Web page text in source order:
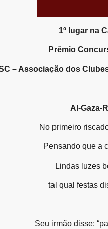
1º lugar na
Prêmio
– Associação dos
Al-Gaza-
No primeiro
Pensando que a
Lindas luzes
tal qual festas
Seu irmão disse: